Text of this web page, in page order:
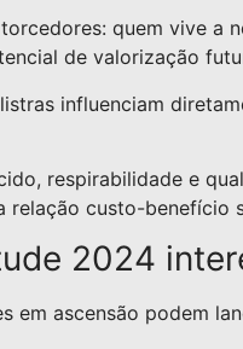
quem vive a
de valorização
influenciam
respirabilidade e
relação custo-
2024
em ascensão podem